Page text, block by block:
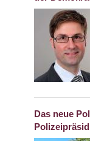
Das neue